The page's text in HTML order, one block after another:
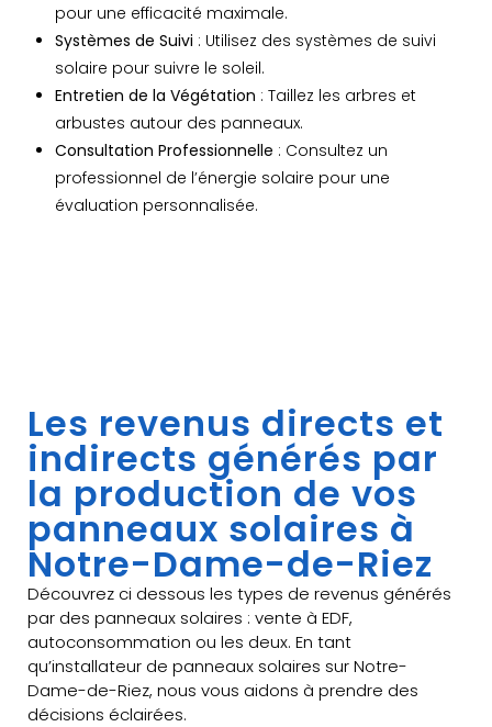
pour une efficacité maximale.
Systèmes de Suivi : Utilisez des systèmes de suivi
solaire pour suivre le soleil.
Entretien de la Végétation : Taillez les arbres et
arbustes autour des panneaux.
Consultation Professionnelle : Consultez un
professionnel de l’énergie solaire pour une
évaluation personnalisée.
Les revenus directs et
indirects générés par
la production de vos
panneaux solaires à
Notre-Dame-de-Riez
Découvrez ci dessous les types de revenus générés
par des panneaux solaires : vente à EDF,
autoconsommation ou les deux. En tant
qu’installateur de panneaux solaires sur Notre-
Dame-de-Riez, nous vous aidons à prendre des
décisions éclairées.